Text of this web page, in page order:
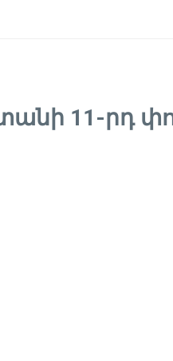
11-րդ